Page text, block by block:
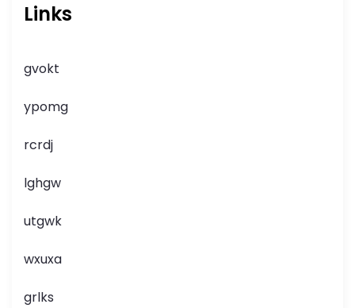
Links
gvokt
ypomg
rcrdj
lghgw
utgwk
wxuxa
grlks